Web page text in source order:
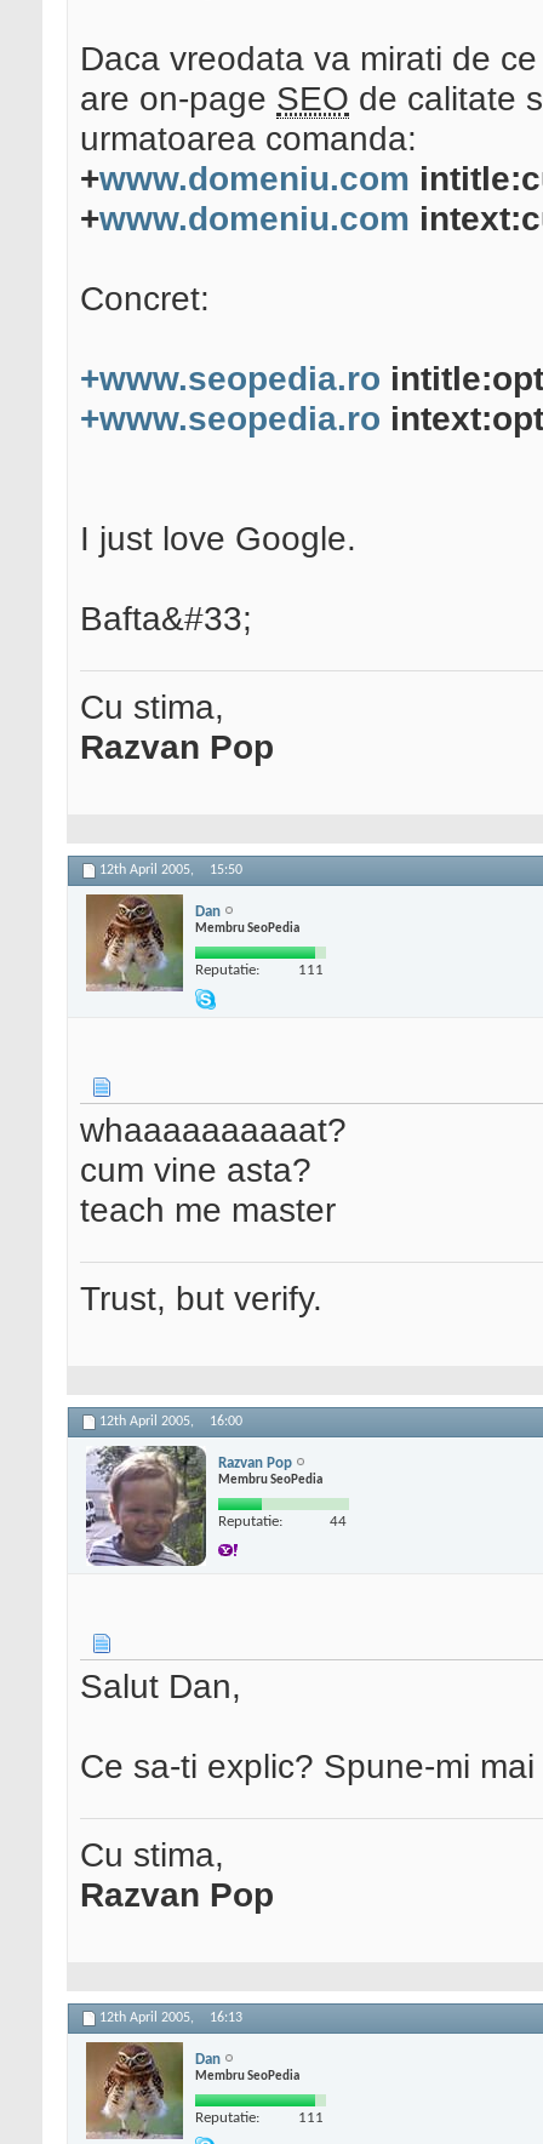
Daca vreodata va mirati de
are on-page SEO de calitate
urmatoarea comanda:
+www.domeniu.com
+www.domeniu.com
Concret:
+www.seopedia.ro
+www.seopedia.ro
I just love Google.
Bafta&#33;
Cu stima,
Razvan Pop
12th April 2005, 15:50
Dan
Membru SeoPedia
Reputatie: 111
whaaaaaaaaaat?
cum vine asta?
teach me master
Trust, but verify.
12th April 2005, 16:00
Razvan Pop
Membru SeoPedia
Reputatie: 44
Salut Dan,
Ce sa-ti explic? Spune-mi
Cu stima,
Razvan Pop
12th April 2005, 16:13
Dan
Membru SeoPedia
Reputatie: 111